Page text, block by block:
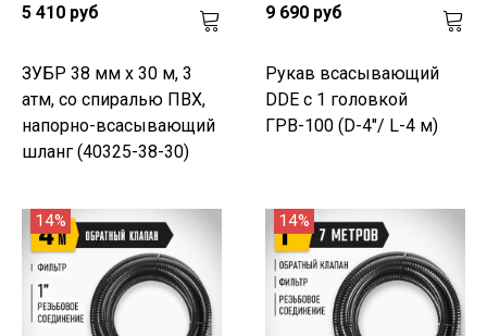
5 410 руб
ЗУБР 38 мм x 30 м, 3
атм, со спиралью ПВХ,
напорно-всасывающий
шланг (40325-38-30)
9 690 руб
Рукав всасывающий
DDE с 1 головкой
ГРВ-100 (D-4"/ L-4 м)
14% 14%